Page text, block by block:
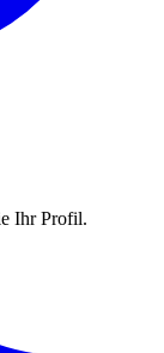
Ihr Profil.